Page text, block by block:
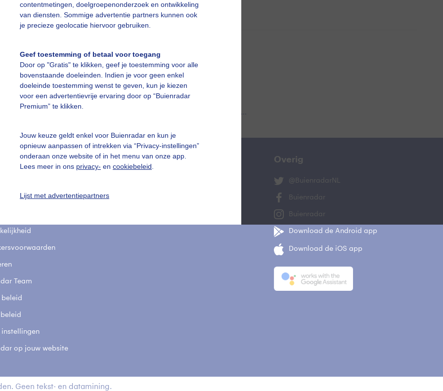
contentmetingen, doelgroepenonderzoek en ontwikkeling
van diensten. Sommige advertentie partners kunnen ook
je precieze geolocatie hiervoor gebruiken.
Geef toestemming of betaal voor toegang
Door op "Gratis" te klikken, geef je toestemming voor alle
bovenstaande doeleinden. Indien je voor geen enkel
doeleinde toestemming wenst te geven, kun je kiezen
voor een advertentievrije ervaring door op “Buienradar
Premium” te klikken.
Jouw keuze geldt enkel voor Buienradar en kun je
opnieuw aanpassen of intrekken via “Privacy-instellingen”
onderaan onze website of in het menu van onze app.
Lees meer in ons privacy- en cookiebeleid
Lijst met advertentiepartners
Winter
vragen
Team
beleid
instellingen
op jouw website
Mijn weer Overig
@BuienradarNL
Buienradar
Buienradar
Download de Android app
Download de iOS app
Geen tekst- en datamining.